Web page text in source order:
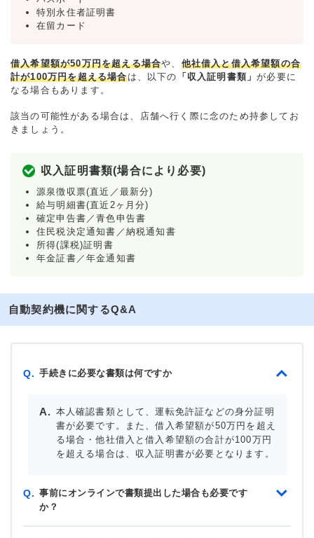
特別永住者証明書
在留カード
借入希望額が50万円を超える場合や、 他社借入と借入希望額の合
計が100万円を超える場合は、以下の 「収入証明書類」が必要に
なる場合もあります。
該当の可能性がある場合は、店舗へ行く際に念のため持参してお
きましょう。
収入証明書類(場合により必要)
源泉徴収票(直近／最新分)
給与明細書(直近2ヶ月分)
確定申告書／青色申告書
住民税決定通知書／納税通知書
所得(課税)証明書
年金証書／年金通知書
自動契約機に関するQ&A
Q. 手続きに必要な書類は何ですか
本人確認書類として、運転免許証などの身分証明
書が必要です。また、借入希望額が50万円を超え
る場合・他社借入と借入希望額の合計が100万円
を超える場合は、収入証明書が必要となります。
Q. 事前にオンラインで書類提出した場合も必要です
か？